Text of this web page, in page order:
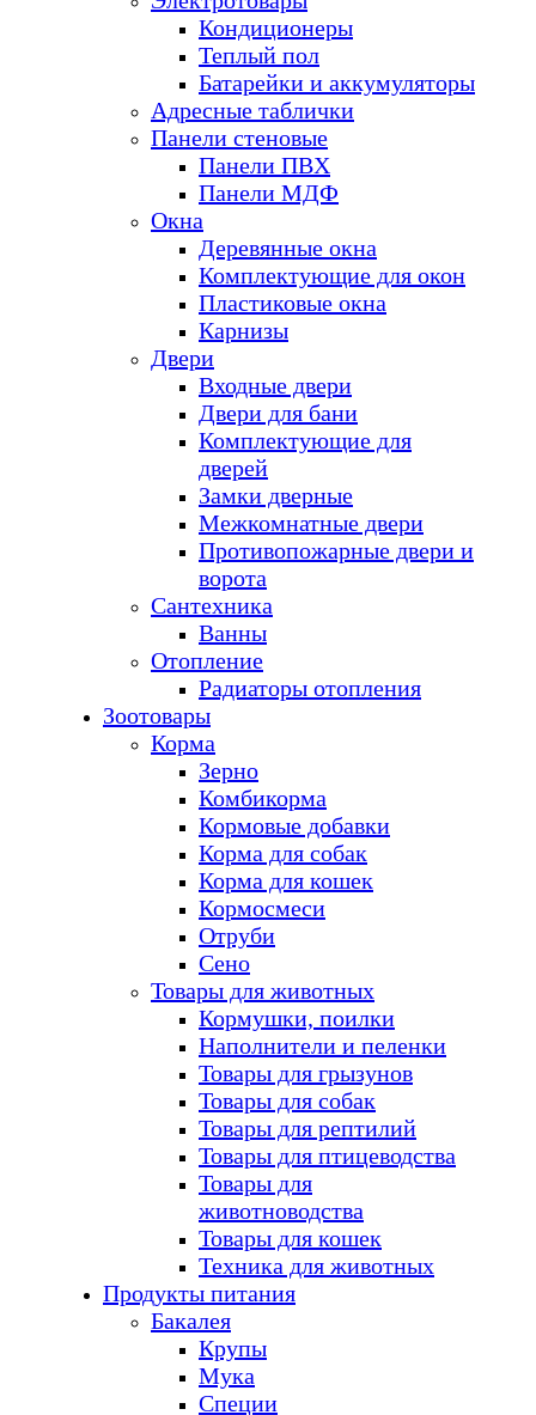
Кондиционеры
Теплый пол
Батарейки и аккумуляторы
Адресные таблички
Панели стеновые
Панели ПВХ
Панели МДФ
Окна
Деревянные окна
Комплектующие для окон
Пластиковые окна
Карнизы
Двери
Входные двери
Двери для бани
Комплектующие для
дверей
Замки дверные
Межкомнатные двери
Противопожарные двери и
ворота
Сантехника
Ванны
Отопление
Радиаторы отопления
Зоотовары
Корма
Зерно
Комбикорма
Кормовые добавки
Корма для собак
Корма для кошек
Кормосмеси
Отруби
Сено
Товары для животных
Кормушки, поилки
Наполнители и пеленки
Товары для грызунов
Товары для собак
Товары для рептилий
Товары для птицеводства
Товары для
животноводства
Товары для кошек
Техника для животных
Продукты питания
Бакалея
Крупы
Мука
Специи